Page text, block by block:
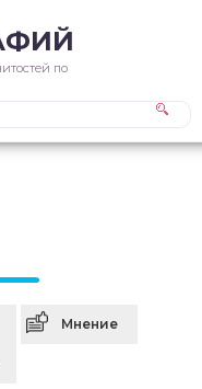
по
Мнение